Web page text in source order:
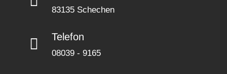
83135 Schechen
Telefon
08039 - 9165